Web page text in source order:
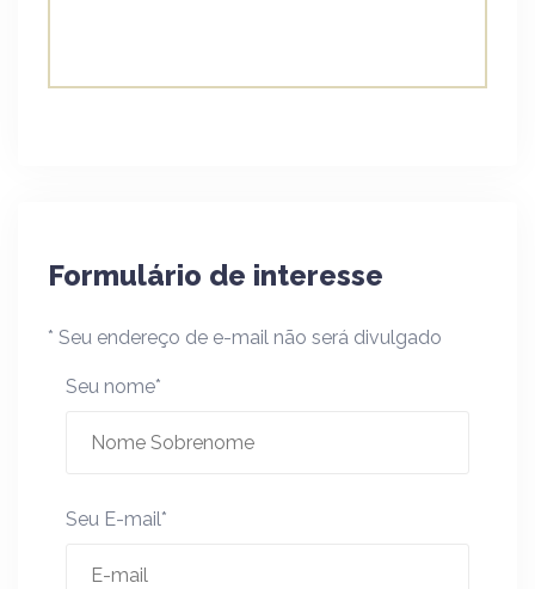
Formulário de interesse
* Seu endereço de e-mail não será divulgado
Seu nome*
Seu E-mail*